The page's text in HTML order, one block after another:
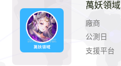
萬妖領域
廠商
公測日
支援平台